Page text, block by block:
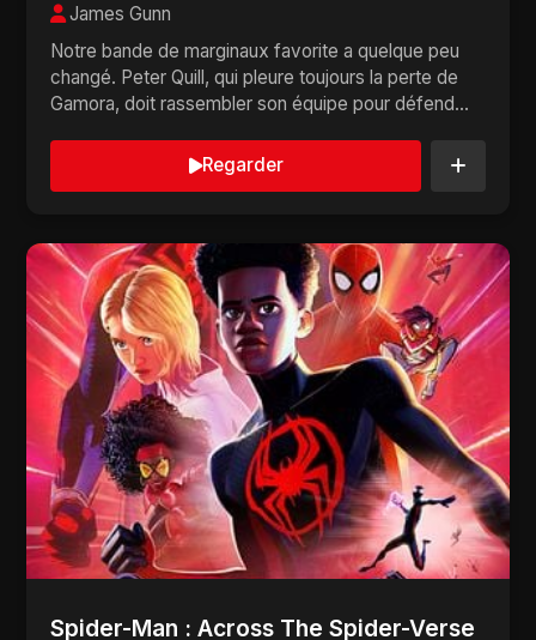
James Gunn
Notre bande de marginaux favorite a quelque peu
changé. Peter Quill, qui pleure toujours la perte de
Gamora, doit rassembler son équipe pour défend...
Regarder
Spider-Man : Across The Spider-Verse